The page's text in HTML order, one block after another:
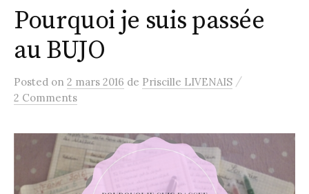
Pourquoi je suis passée
au BUJO
Posted on 2 mars 2016 de Priscille LIVENAIS /
2 Comments